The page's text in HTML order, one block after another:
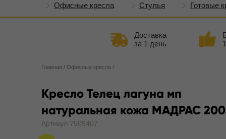
Офисные кресла Стулья Готовые
Доставка
за 1 день
Главная / Офисные кресла /
Кресло Телец лагуна мп
натуральная кожа МАДРАС
Артикул 7509407